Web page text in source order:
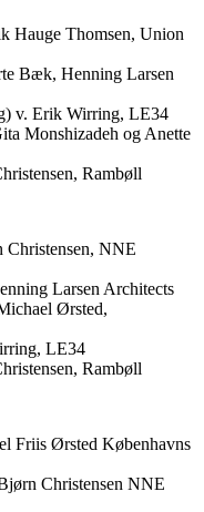
Hauge Thomsen, Union
Bæk, Henning Larsen
v. Erik Wirring, LE34
Monshizadeh og Anette
Rambøll
Christensen, NNE
Larsen Architects
Ørsted,
LE34
Rambøll
Friis Ørsted Københavns
Christensen NNE